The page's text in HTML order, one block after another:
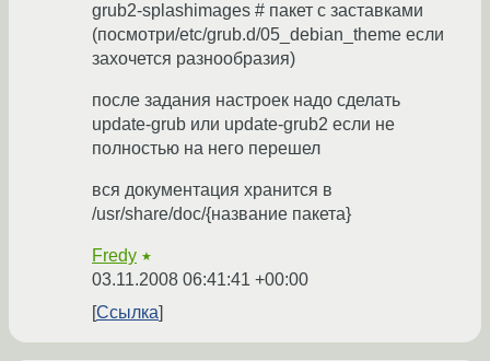
grub2-splashimages # пакет с заставками
(посмотри/etc/grub.d/05_debian_theme если
захочется разнообразия)
после задания настроек надо сделать
update-grub или update-grub2 если не
полностью на него перешел
вся документация хранится в
/usr/share/doc/{название пакета}
Fredy ★
03.11.2008 06:41:41 +00:00
Ссылка